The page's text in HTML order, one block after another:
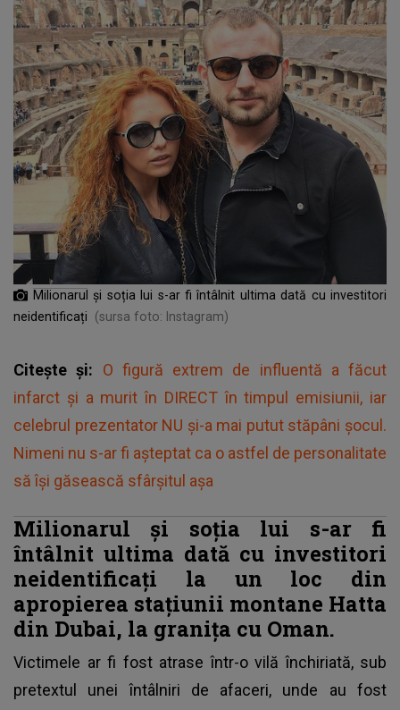
Milionarul și soția lui s-ar fi întâlnit ultima dată cu investitori
neidentificați
(sursa foto: Instagram)
Citește și: O figură extrem de influentă a făcut
infarct și a murit în DIRECT în timpul emisiunii, iar
celebrul prezentator NU și-a mai putut stăpâni șocul.
Nimeni nu s-ar fi așteptat ca o astfel de personalitate
să își găsească sfârșitul așa
Milionarul și soția lui s-ar fi
întâlnit ultima dată cu investitori
neidentificați la un loc din
apropierea stațiunii montane Hatta
din Dubai, la granița cu Oman.
Victimele ar fi fost atrase într-o vilă închiriată, sub
pretextul unei întâlniri de afaceri, unde au fost